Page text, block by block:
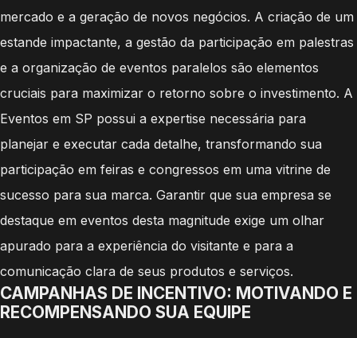
mercado e a geração de novos negócios. A criação de um
estande impactante, a gestão da participação em palestras
e a organização de eventos paralelos são elementos
cruciais para maximizar o retorno sobre o investimento. A
Eventos em SP possui a expertise necessária para
planejar e executar cada detalhe, transformando sua
participação em feiras e congressos em uma vitrine de
sucesso para sua marca. Garantir que sua empresa se
destaque em eventos desta magnitude exige um olhar
apurado para a experiência do visitante e para a
comunicação clara de seus produtos e serviços.
CAMPANHAS DE INCENTIVO: MOTIVANDO E
RECOMPENSANDO SUA EQUIPE